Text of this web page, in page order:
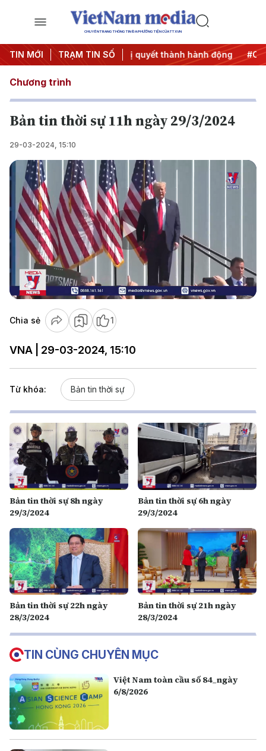
CHUYÊN TRANG THÔNG TIN ĐA PHƯƠNG TIỆN CỦA TTXVN
TIN MỚI TRẠM TIN SỐ
3 #Đưa Nghị quyết thành hành động #Chiến dịch
Chương trình
Bản tin thời sự 11h ngày 29/3/2024
29-03-2024, 15:10
Play
Video
Chia sẻ 1
VNA | 29-03-2024, 15:10
Từ khóa: Bản tin thời sự
Bản tin thời sự 8h ngày
29/3/2024
Bản tin thời sự 6h ngày
29/3/2024
Bản tin thời sự 22h ngày
28/3/2024
Bản tin thời sự 21h ngày
28/3/2024
TIN CÙNG CHUYÊN MỤC
Việt Nam toàn cầu số 84_ngày
6/8/2026